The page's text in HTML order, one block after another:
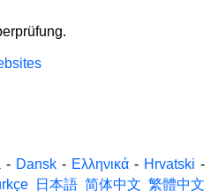
- Dansk - Ελληνικά - Hrvatski -
日本語 简体中文 繁體中文